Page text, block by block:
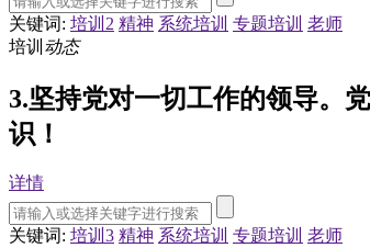
关键词: 培训2 精神 系统培训 专题培训 老师
培训 动态
3.坚持党对一切工作的领导。
识！
详情
关键词: 培训3 精神 系统培训 专题培训 老师